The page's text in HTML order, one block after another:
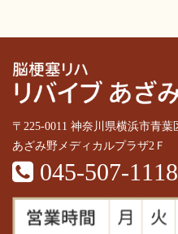
〒225-0011 神奈川県横浜市青葉
あざみ野メディカルプラザ2Ｆ
045-507-1118